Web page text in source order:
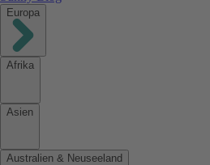
Europa
Afrika
Asien
Australien & Neuseeland